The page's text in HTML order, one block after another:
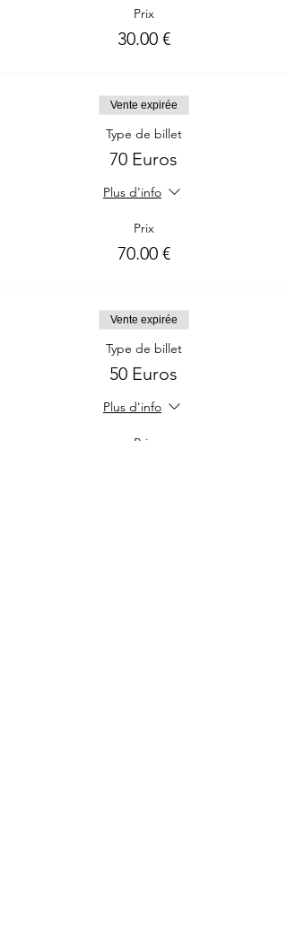
Replay disponible après l’appel.
Ton heure dans le monde:
iso=20220525T18&p1=945&ah=1
Outils Access Consciousness.
Tu recevras tes liens 48 heures avant
l’appel.
Prix
30.00 €
Vente expirée
Type de billet
70 Euros
Plus d'info
Prix
70.00 €
Vente expirée
Type de billet
50 Euros
Plus d'info
Prix